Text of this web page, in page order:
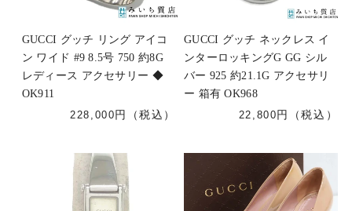
GUCCI グッチ リング アイコ
ン ワイド #9 8.5号 750 約8G
レディース アクセサリー ◆
OK911
228,000
GUCCI グッチ ネックレス イ
ンターロッキングG GG シル
バー 925 約21.1G アクセサリ
ー 箱有 OK968
22,800